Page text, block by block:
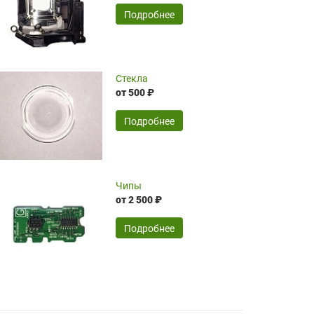
временные затраты по достаточно
оптимизированной стоимости, чему
чрезмерно благодарны!)))
SERGEY FOURSOV,24.04.2026
широкий ассортимент ламп, как оригиналов,
так и аналогов.Быстрое оформление и
передача в доставку, приемлемые цены. Мне
понравилось.
Читать полностью
16.04.2026
Подробнее
Стекла
от 500 ₽
Подробнее
Чипы
от 2 500 ₽
Подробнее